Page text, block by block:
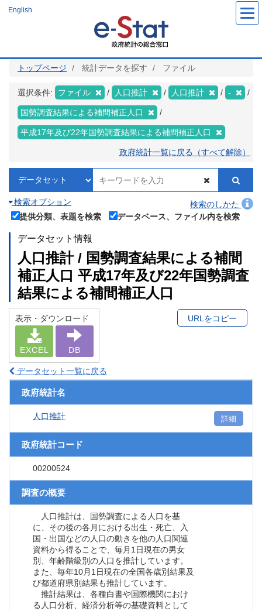
ツ
English
トップページ 統計データを探す ファイル
選択条件: ファイル 人口推計 人口推計 -
国勢調査結果による補間補正人口
平成17年及び22年国勢調査結果による補間補正人口
政府統計一覧に戻る（すべて解除）
検索オプション
検索のしかた
提供分類、表題を検索
データベース、ファイル内を検索
データセット情報
人口推計 / 国勢調査結果による補間
補正人口 平成17年及び22年国勢調査
結果による補間補正人口
表示・ダウンロード
EXCEL DB
URLをコピー
データセット一覧に戻る
政府統計名
人口推計 詳細
政府統計コード
00200524
調査の概要
人口推計は、国勢調査による人口を基
に、その後の各月における出生・死亡、入
国・出国などの人口の動きを他の人口関連
資料から得ることで、毎月1日現在の男女
別、年齢階級別の人口を推計しています。
また、毎年10月1日現在の全国各歳別結果及
び都道府県別結果も推計しています。
推計結果は、各種白書や国際機関におけ
る人口分析、経済分析等の基礎資料として